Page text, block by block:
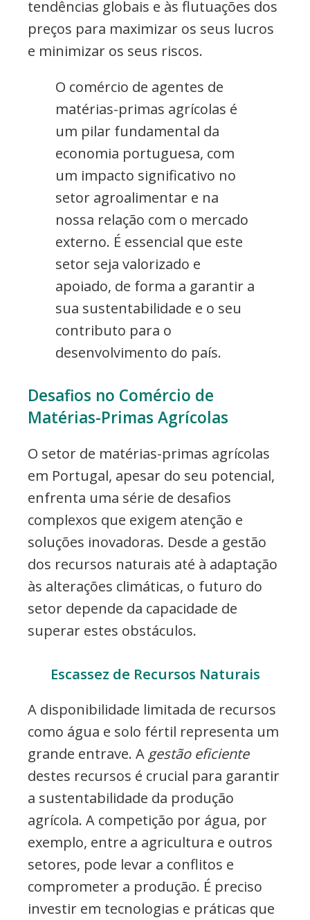
tendências globais e às flutuações dos
preços para maximizar os seus lucros
e minimizar os seus riscos.
O comércio de agentes de
matérias-primas agrícolas é
um pilar fundamental da
economia portuguesa, com
um impacto significativo no
setor agroalimentar e na
nossa relação com o mercado
externo. É essencial que este
setor seja valorizado e
apoiado, de forma a garantir a
sua sustentabilidade e o seu
contributo para o
desenvolvimento do país.
Desafios no Comércio de
Matérias-Primas Agrícolas
O setor de matérias-primas agrícolas
em Portugal, apesar do seu potencial,
enfrenta uma série de desafios
complexos que exigem atenção e
soluções inovadoras. Desde a gestão
dos recursos naturais até à adaptação
às alterações climáticas, o futuro do
setor depende da capacidade de
superar estes obstáculos.
Escassez de Recursos Naturais
A disponibilidade limitada de recursos
como água e solo fértil representa um
grande entrave. A gestão eficiente
destes recursos é crucial para garantir
a sustentabilidade da produção
agrícola. A competição por água, por
exemplo, entre a agricultura e outros
setores, pode levar a conflitos e
comprometer a produção. É preciso
investir em tecnologias e práticas que